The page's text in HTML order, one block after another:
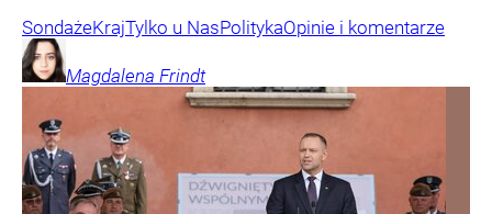
SondażeKrajTylko u NasPolitykaOpinie i komentarze
Magdalena Frindt